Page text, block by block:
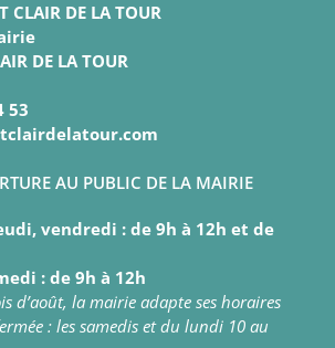
CLAIR DE LA TOUR
DE LA TOUR
53
AU PUBLIC DE LA MAIRIE
vendredi : de 9h à 12h et de
: de 9h à 12h
d’août, la mairie adapte ses horaires
: les samedis et du lundi 10 au